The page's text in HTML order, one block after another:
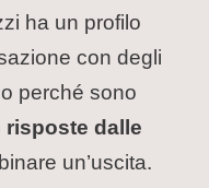
ha un profilo
con degli
perché sono
risposte dalle
un’uscita.